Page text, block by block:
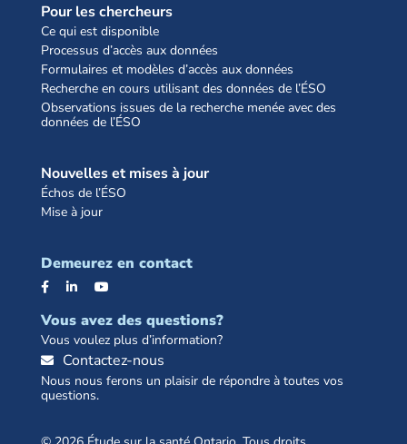
Pour les chercheurs
Ce qui est disponible
Processus d’accès aux données
Formulaires et modèles d’accès aux données
Recherche en cours utilisant des données de l’ÉSO
Observations issues de la recherche menée avec des
données de l’ÉSO
Nouvelles et mises à jour
Échos de l’ÉSO
Mise à jour
Demeurez en contact
Vous avez des questions?
Vous voulez plus d’information?
Contactez-nous
Nous nous ferons un plaisir de répondre à toutes vos
questions.